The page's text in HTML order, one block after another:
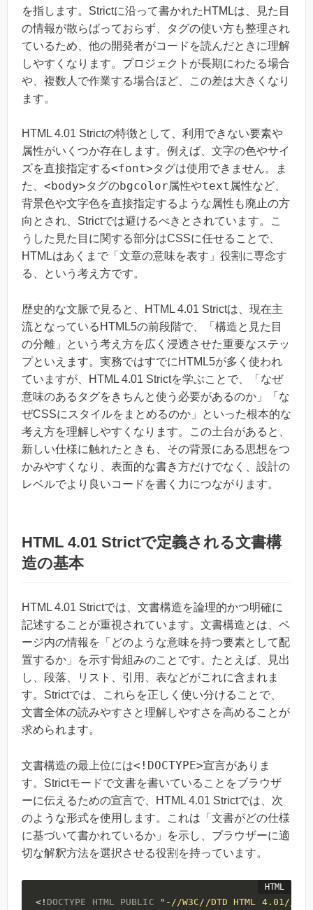
を指します。Strictに沿って書かれたHTMLは、見た目
の情報が散らばっておらず、タグの使い方も整理され
ているため、他の開発者がコードを読んだときに理解
しやすくなります。プロジェクトが長期にわたる場合
や、複数人で作業する場合ほど、この差は大きくなり
ます。
HTML 4.01 Strictの特徴として、利用できない要素や
属性がいくつか存在します。例えば、文字の色やサイ
ズを直接指定する<font>タグは使用できません。ま
た、 <body>タグのbgcolor属性やtext 属性など、
背景色や文字色を直接指定するような属性も廃止の方
向とされ、Strictでは避けるべきとされています。こ
うした見た目に関する部分はCSSに任せることで、
HTMLはあくまで「文章の意味を表す」役割に専念す
る、という考え方です。
歴史的な文脈で見ると、HTML 4.01 Strictは、現在主
流となっているHTML5の前段階で、「構造と見た目
の分離」という考え方を広く浸透させた重要なステッ
プといえます。実務ではすでにHTML5が多く使われ
ていますが、HTML 4.01 Strictを学ぶことで、「なぜ
意味のあるタグをきちんと使う必要があるのか」「な
ぜCSSにスタイルをまとめるのか」といった根本的な
考え方を理解しやすくなります。この土台があると、
新しい仕様に触れたときも、その背景にある思想をつ
かみやすくなり、表面的な書き方だけでなく、設計の
レベルでより良いコードを書く力につながります。
HTML 4.01 Strictで定義される文書構
造の基本
HTML 4.01 Strictでは、文書構造を論理的かつ明確に
記述することが重視されています。文書構造とは、ペ
ージ内の情報を「どのような意味を持つ要素として配
置するか」を示す骨組みのことです。たとえば、見出
し、段落、リスト、引用、表などがこれに含まれま
す。Strictでは、これらを正しく使い分けることで、
文書全体の読みやすさと理解しやすさを高めることが
求められます。
文書構造の最上位には<!DOCTYPE>宣言がありま
す。Strictモードで文書を書いていることをブラウザ
ーに伝えるための宣言で、HTML 4.01 Strictでは、次
のような形式を使用します。これは「文書がどの仕様
に基づいて書かれているか」を示し、ブラウザーに適
切な解釈方法を選択させる役割を持っています。
<! DOCTYPE HTML PUBLIC "-//W3C//DTD HTML 4.01//EN"